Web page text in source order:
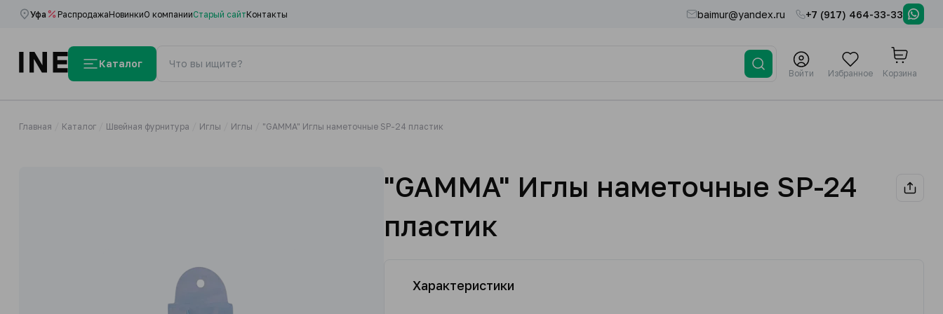
Уфа РаспродажаНовинкиО компанииСтарый сайтКонтакты baimur@yandex.ru +7 (917) 464-33-33
Каталог
Войти Избранное Корзина
Главная Каталог Швейная фурнитура Иглы Иглы "GAMMA" Иглы наметочные SP-24 пластик
"GAMMA" Иглы наметочные SP-24
пластик
Характеристики